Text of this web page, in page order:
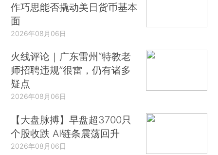
作巧思能否撬动美日货币基本
面
2026年08月06日
火线评论｜广东雷州“特教老
师招聘违规”很雷，仍有诸多
疑点
2026年08月06日
【大盘脉搏】早盘超3700只
个股收跌 AI链条震荡回升
2026年08月06日